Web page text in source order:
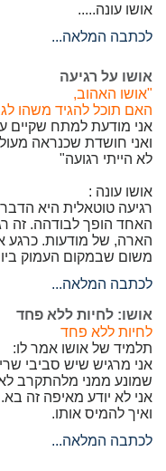
אושו עונה.....
לכתבה המלאה...
אושו על רגיעה
"אושו האהוב,
האם תוכל להגיד משהו
אני מודעת למתח שקיים
ואני חושדת שכנראה
לא הייתי רגועה"
אושו עונה :
רגיעה טוטאלית היא
האחד הופך לבודהה. זה
הארה, של מודעות. כרגע
משום שבמקום העמוק
לכתבה המלאה...
אושו: לחיות ללא פחד
לחיות ללא פחד
תלמיד של אושו אמר לו:
אני מרגיש שיש סביבי
שמונע ממני מלהתקרב
אני לא יודע מאיפה זה בא.
ואיך להמיס אותו.
לכתבה המלאה...